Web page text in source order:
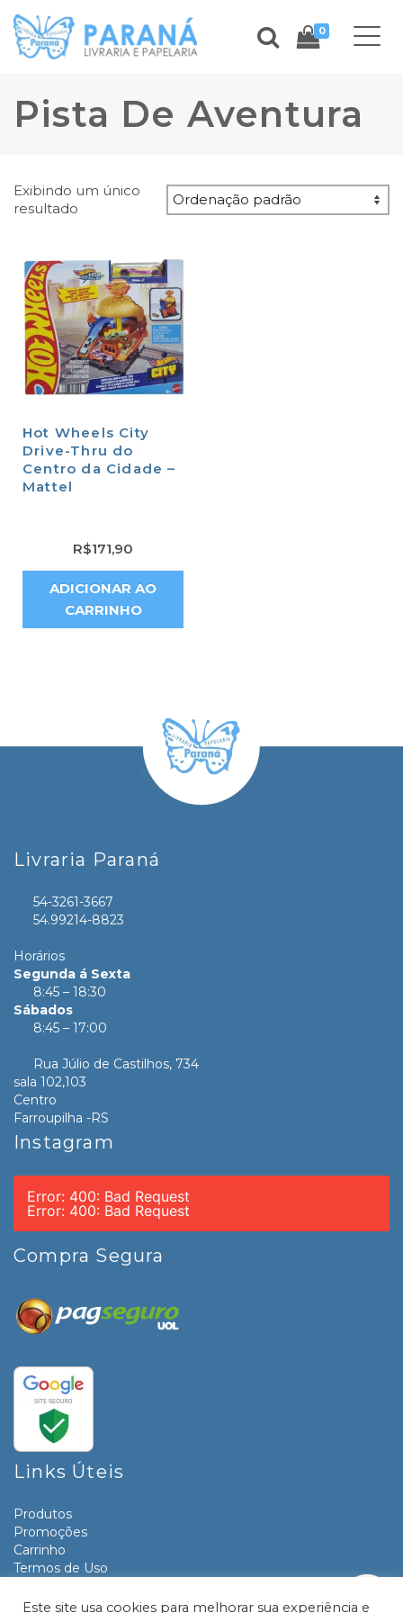
0
Pista De Aventura
Exibindo um único
resultado
Hot Wheels City
Drive-Thru do
Centro da Cidade –
Mattel
R$171,90
ADICIONAR AO
CARRINHO
Livraria Paraná
54-3261-3667
54.99214-8823
Horários
Segunda á Sexta
8:45 – 18:30
Sábados
8:45 – 17:00
Rua Júlio de Castilhos, 734
sala 102,103
Centro
Farroupilha -RS
Instagram
Error: 400: Bad Request
Error: 400: Bad Request
Compra Segura
Links Úteis
Produtos
Promoções
Carrinho
Termos de Uso
Contato
Este site usa cookies para melhorar sua experiência e